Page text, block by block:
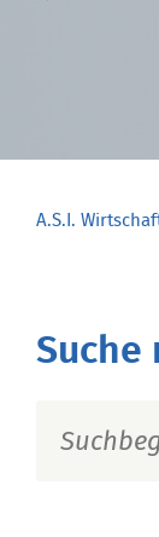
A.S.I.
Suche